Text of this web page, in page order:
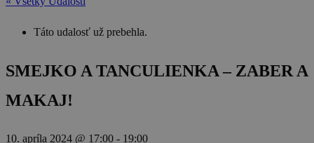
Táto udalosť už prebehla.
SMEJKO A TANCULIENKA – ZABER A
MAKAJ!
10. apríla 2024 @ 17:00 - 19:00